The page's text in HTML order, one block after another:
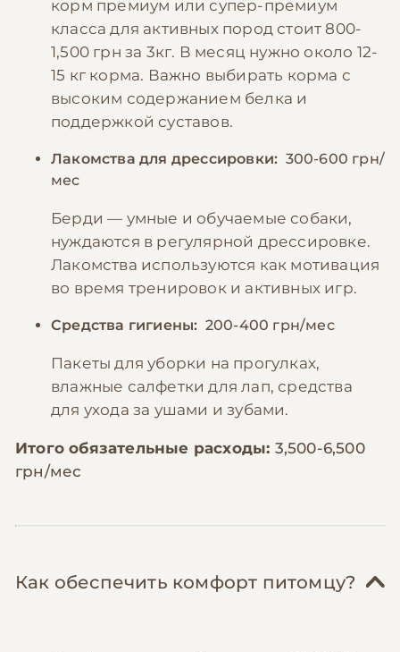
корм премиум или супер-премиум
класса для активных пород стоит 800-
1,500 грн за 3кг. В месяц нужно около 12-
15 кг корма. Важно выбирать корма с
высоким содержанием белка и
поддержкой суставов.
Лакомства для дрессировки: 300-600 грн/
мес
Берди — умные и обучаемые собаки,
нуждаются в регулярной дрессировке.
Лакомства используются как мотивация
во время тренировок и активных игр.
Средства гигиены: 200-400 грн/мес
Пакеты для уборки на прогулках,
влажные салфетки для лап, средства
для ухода за ушами и зубами.
Итого обязательные расходы: 3,500-6,500
грн/мес
Как обеспечить комфорт питомцу?